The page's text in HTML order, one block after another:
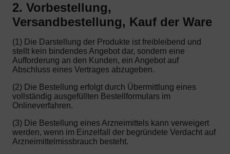
2. Vorbestellung,
Versandbestellung, Kauf der Ware
(1) Die Darstellung der Produkte ist freibleibend und
stellt kein bindendes Angebot dar, sondern eine
Aufforderung an den Kunden, ein Angebot auf
Abschluss eines Vertrages abzugeben.
(2) Die Bestellung erfolgt durch Übermittlung eines
vollständig ausgefüllten Bestellformulars im
Onlineverfahren.
(3) Die Bestellung eines Arzneimittels kann verweigert
werden, wenn im Einzelfall der begründete Verdacht auf
Arzneimittelmissbrauch besteht.